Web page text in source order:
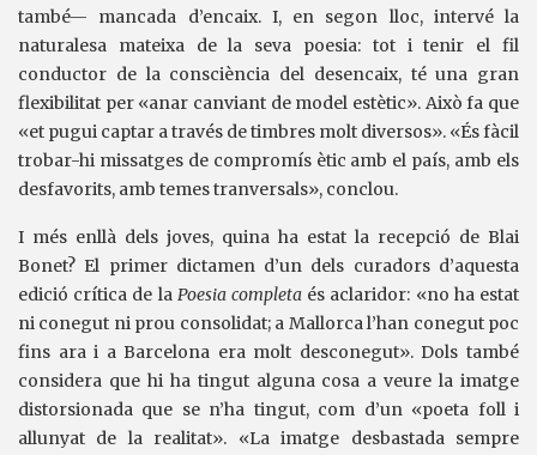
també— mancada d’encaix. I, en segon lloc, intervé la
naturalesa mateixa de la seva poesia: tot i tenir el fil
conductor de la consciència del desencaix, té una gran
flexibilitat per «anar canviant de model estètic». Això fa que
«et pugui captar a través de timbres molt diversos». «És fàcil
trobar-hi missatges de compromís ètic amb el país, amb els
desfavorits, amb temes tranversals», conclou.
I més enllà dels joves, quina ha estat la recepció de Blai
Bonet? El primer dictamen d’un dels curadors d’aquesta
edició crítica de la Poesia completa és aclaridor: «no ha estat
ni conegut ni prou consolidat; a Mallorca l’han conegut poc
fins ara i a Barcelona era molt desconegut». Dols també
considera que hi ha tingut alguna cosa a veure la imatge
distorsionada que se n’ha tingut, com d’un «poeta foll i
allunyat de la realitat». «La imatge desbastada sempre